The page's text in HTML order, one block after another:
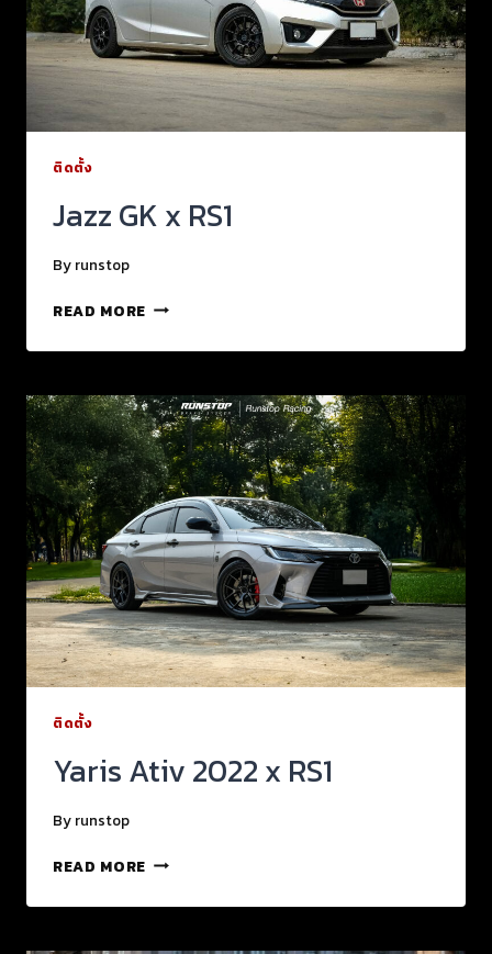
ติดตั้ง
Jazz GK x RS1
By runstop
READ MORE
ติดตั้ง
Yaris Ativ 2022 x RS1
By runstop
READ MORE